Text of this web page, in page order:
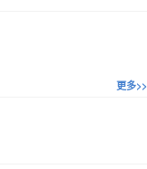
更多>>